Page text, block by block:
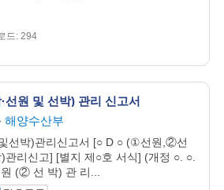
드: 294
선원 및 선박) 관리 신고서
해양수산부
선박)관리신고서 [○ D ○ (①선원,②선
리신고] [별지 제○호 서식] (개정 ○. ○.
(② 선 박) 관 리...